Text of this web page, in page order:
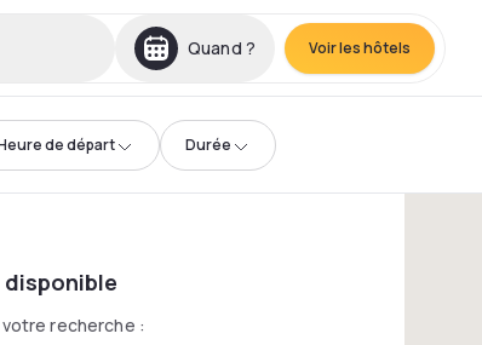
Quand ? Voir les hôtels
de départ Durée
recherche :